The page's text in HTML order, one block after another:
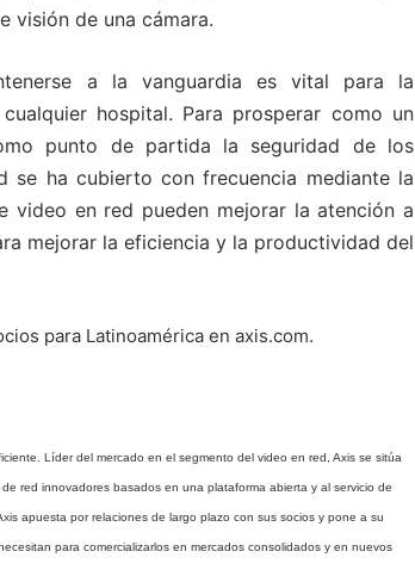
visión de una cámara.
a la vanguardia es vital para la
hospital. Para prosperar como un
punto de partida la seguridad de los
se ha cubierto con frecuencia mediante la
video en red pueden mejorar la atención a
mejorar la eficiencia y la productividad del
para Latinoamérica en axis.com.
Líder del mercado en el segmento del video en red, Axis se sitúa
red innovadores basados en una plataforma abierta y al servicio de
apuesta por relaciones de largo plazo con sus socios y pone a su
para comercializarlos en mercados consolidados y en nuevos